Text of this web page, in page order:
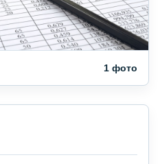
1 фото